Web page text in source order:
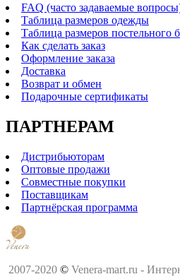
FAQ (часто задаваемые
Таблица размеров одежды
Таблица размеров постельного
Как сделать заказ
Оформление заказа
Доставка
Возврат и обмен
Подарочные сертификаты
ПАРТНЕРАМ
Дистрибьюторам
Оптовые продажи
Совместные покупки
Поставщикам
Партнёрская программа
2007-2020 © Venera-mart.ru -